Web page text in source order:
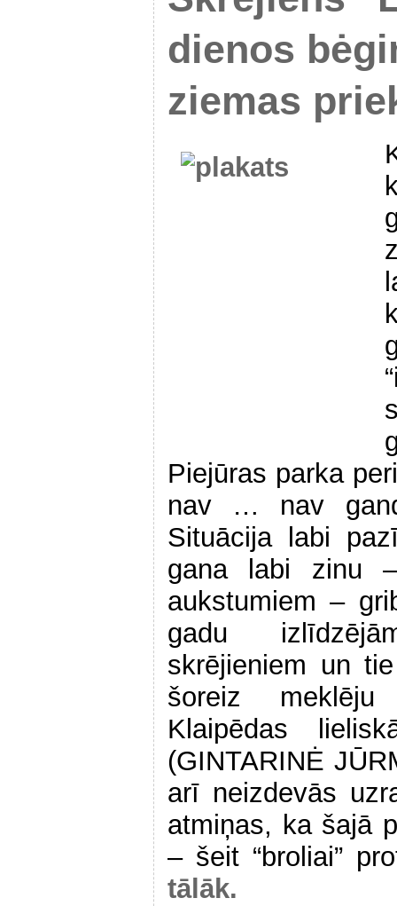
dienos
ziemas
Piejūras parka
nav … nav
Situācija labi
gana labi zinu
aukstumiem –
gadu
skrējieniem un
šoreiz
Klaipēdas
(GINTARINĖ
arī neizdevās
atmiņas, ka šajā
– šeit “broliai”
tālāk.